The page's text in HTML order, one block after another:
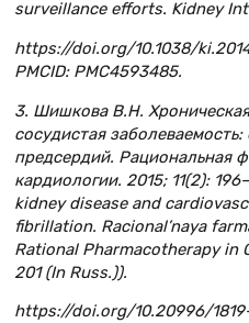
surveillance efforts. Kidney
https://doi.org/10.1038/
PMCID: PMC4593485.
3. Шишкова В.Н.
сосудистая
предсердий. Рациональная
кардиологии. 2015; 11(2):
kidney disease and
fibrillation. Racional’naya
Rational Pharmacotherapy in
201 (In Russ.)).
https://doi.org/10.20996/